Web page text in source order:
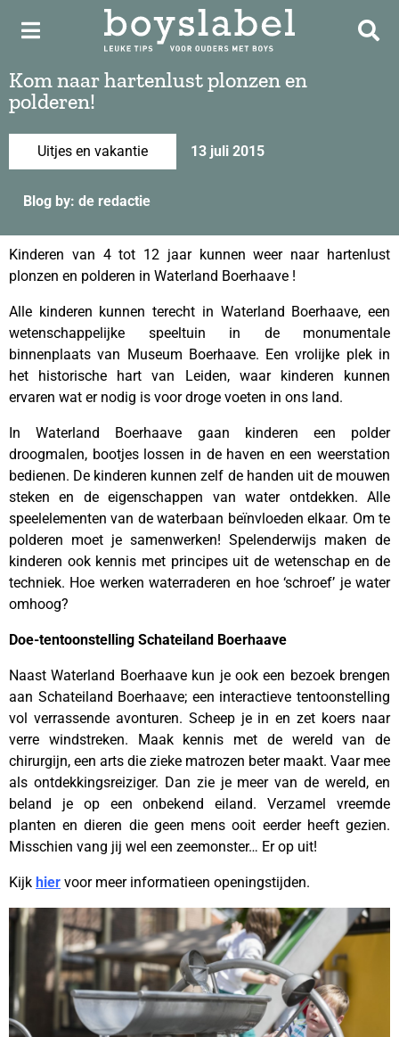
Kom naar hartenlust plonzen en
polderen!
Uitjes en vakantie 13 juli 2015
Blog by: de redactie
Kinderen van 4 tot 12 jaar kunnen weer naar hartenlust
plonzen en polderen in Waterland Boerhaave !
Alle kinderen kunnen terecht in Waterland Boerhaave, een
wetenschappelijke speeltuin in de monumentale
binnenplaats van Museum Boerhaave. Een vrolijke plek in
het historische hart van Leiden, waar kinderen kunnen
ervaren wat er nodig is voor droge voeten in ons land.
In Waterland Boerhaave gaan kinderen een polder
droogmalen, bootjes lossen in de haven en een weerstation
bedienen. De kinderen kunnen zelf de handen uit de mouwen
steken en de eigenschappen van water ontdekken. Alle
speelelementen van de waterbaan beïnvloeden elkaar. Om te
polderen moet je samenwerken! Spelenderwijs maken de
kinderen ook kennis met principes uit de wetenschap en de
techniek. Hoe werken waterraderen en hoe ‘schroef’ je water
omhoog?
Doe-tentoonstelling Schateiland Boerhaave
Naast Waterland Boerhaave kun je ook een bezoek brengen
aan Schateiland Boerhaave; een interactieve tentoonstelling
vol verrassende avonturen. Scheep je in en zet koers naar
verre windstreken. Maak kennis met de wereld van de
chirurgijn, een arts die zieke matrozen beter maakt. Vaar mee
als ontdekkingsreiziger. Dan zie je meer van de wereld, en
beland je op een onbekend eiland. Verzamel vreemde
planten en dieren die geen mens ooit eerder heeft gezien.
Misschien vang jij wel een zeemonster… Er op uit!
Kijk hier voor meer informatieen openingstijden.